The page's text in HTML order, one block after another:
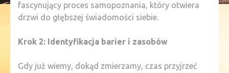
fascynujący proces samopoznania, który otwiera
drzwi do głębszej świadomości siebie.
Krok 2: Identyfikacja barier i zasobów
Gdy już wiemy, dokąd zmierzamy, czas przyjrzeć